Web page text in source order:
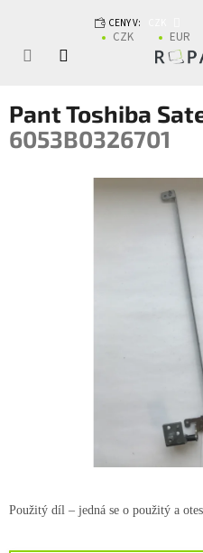
CENY V:
CZK EUR
Pant Toshiba
6053B0326701
Použitý díl – jedná se o použitý a